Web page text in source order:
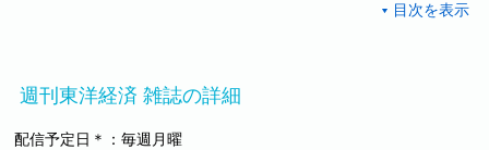
週刊東洋経済 雑誌の詳細
配信予定日＊：毎週月曜